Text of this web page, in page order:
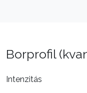
Borprofil
Intenzitás